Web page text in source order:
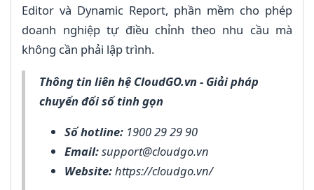
Editor và Dynamic Report, phần mềm cho phép
doanh nghiệp tự điều chỉnh theo nhu cầu mà
không cần phải lập trình.
Thông tin liên hệ CloudGO.vn - Giải pháp
chuyển đổi số tinh gọn
Số hotline: 1900 29 29 90
Email:support@cloudgo.vn
Website:https://cloudgo.vn/